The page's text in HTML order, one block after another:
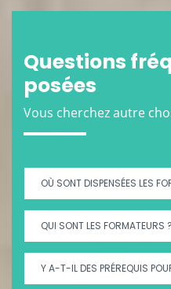
Questions
posées
Vous cherchez autre
OÙ SONT DISPENSÉES LES
QUI SONT LES FORMATEURS ?
Y A-T-IL DES PRÉREQUIS